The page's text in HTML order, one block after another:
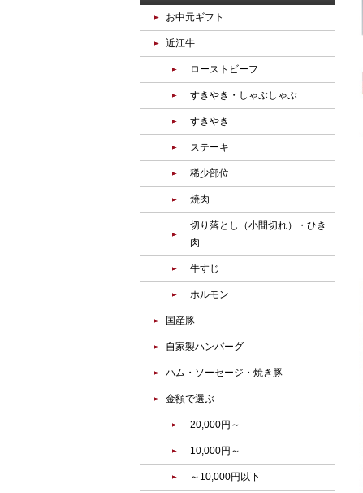
お中元ギフト
近江牛
ローストビーフ
すきやき・しゃぶしゃぶ
すきやき
ステーキ
稀少部位
焼肉
切り落とし（小間切れ）・ひき
肉
牛すじ
ホルモン
国産豚
自家製ハンバーグ
ハム・ソーセージ・焼き豚
金額で選ぶ
20,000円～
10,000円～
～10,000円以下